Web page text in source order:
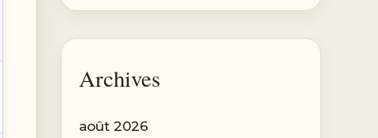
Archives
août 2026